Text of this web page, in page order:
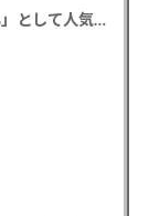
レインボー 池田直人と結婚の佐藤佳奈アナ AKB48合格、熱烈アイドルオタク「さかなちゃん」として人気に、7月末に読売テレビ退社